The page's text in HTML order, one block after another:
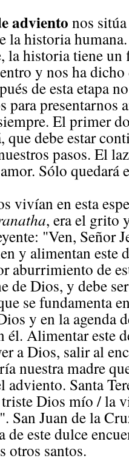
adviento nos
la historia
la historia tiene un
y nos ha dicho
de esta etapa
para presentarnos
El primer
que debe estar
pasos. El
Sólo quedará
vivían en esta
, era el grito
"Ven, Señor
y alimentan este
aburrimiento de
de Dios, y debe
se fundamenta
y en la agenda
él. Alimentar este
a Dios, salir al
nuestra madre
adviento. Santa
Dios mío / la
San Juan de la
de este dulce
otros santos.